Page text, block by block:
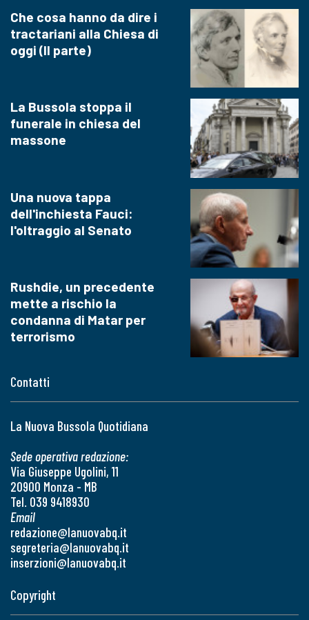
Contatti
La Nuova Bussola Quotidiana
Sede operativa redazione:
Via Giuseppe Ugolini, 11
20900 Monza - MB
Tel. 039 9418930
Email
redazione@lanuovabq.it
segreteria@lanuovabq.it
inserzioni@lanuovabq.it
Che cosa hanno da dire i
tractariani alla Chiesa di
oggi (II parte)
La Bussola stoppa il
funerale in chiesa del
massone
Una nuova tappa
dell'inchiesta Fauci:
l'oltraggio al Senato
Rushdie, un precedente
mette a rischio la
condanna di Matar per
terrorismo
Copyright